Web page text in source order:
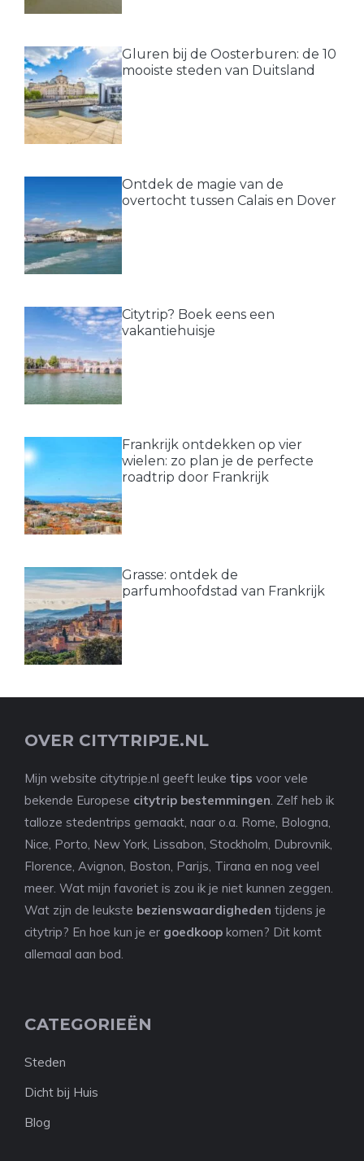
Gluren bij de Oosterburen: de 10
mooiste steden van Duitsland
Ontdek de magie van de
overtocht tussen Calais en Dover
Citytrip? Boek eens een
vakantiehuisje
Frankrijk ontdekken op vier
wielen: zo plan je de perfecte
roadtrip door Frankrijk
Grasse: ontdek de
parfumhoofdstad van Frankrijk
OVER CITYTRIPJE.NL
Mijn website citytripje.nl geeft leuke tips voor vele
bekende Europese citytrip bestemmingen. Zelf heb ik
talloze stedentrips gemaakt, naar o.a. Rome, Bologna,
Nice, Porto, New York, Lissabon, Stockholm, Dubrovnik,
Florence, Avignon, Boston, Parijs, Tirana en nog veel
meer. Wat mijn favoriet is zou ik je niet kunnen zeggen.
Wat zijn de leukste bezienswaardigheden tijdens je
citytrip? En hoe kun je er goedkoop komen? Dit komt
allemaal aan bod.
CATEGORIEËN
Steden
Dicht bij Huis
Blog